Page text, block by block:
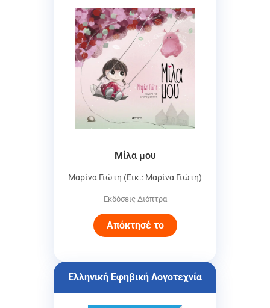
Μίλα μου
Μαρίνα Γιώτη (Εικ.: Μαρίνα Γιώτη)
Εκδόσεις Διόπτρα
Απόκτησέ το
Ελληνική Εφηβική Λογοτεχνία